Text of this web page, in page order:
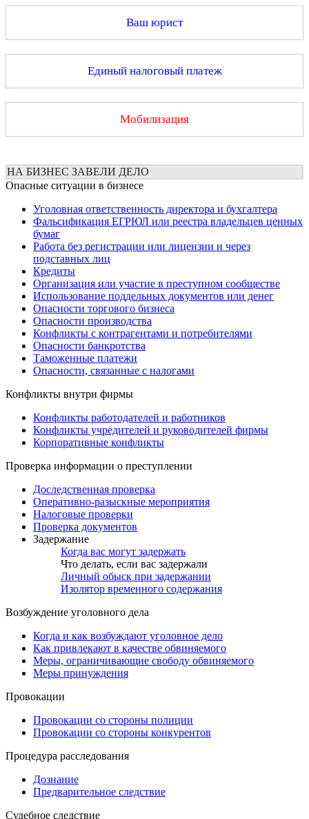
Ваш юрист
Единый налоговый платеж
Мобилизация
НА БИЗНЕС ЗАВЕЛИ ДЕЛО
Опасные ситуации в бизнесе
Уголовная ответственность директора и бухгалтера
Фальсификация ЕГРЮЛ или реестра владельцев ценных
бумаг
Работа без регистрации или лицензии и через
подставных лиц
Кредиты
Организация или участие в преступном сообществе
Использование поддельных документов или денег
Опасности торгового бизнеса
Опасности производства
Конфликты с контрагентами и потребителями
Опасности банкротства
Таможенные платежи
Опасности, связанные с налогами
Конфликты внутри фирмы
Конфликты работодателей и работников
Конфликты учредителей и руководителей фирмы
Корпоративные конфликты
Проверка информации о преступлении
Доследственная проверка
Оперативно-разыскные мероприятия
Налоговые проверки
Проверка документов
Задержание
Когда вас могут задержать
Что делать, если вас задержали
Личный обыск при задержании
Изолятор временного содержания
Возбуждение уголовного дела
Когда и как возбуждают уголовное дело
Как привлекают в качестве обвиняемого
Меры, ограничивающие свободу обвиняемого
Меры принуждения
Провокации
Провокации со стороны полиции
Провокации со стороны конкурентов
Процедура расследования
Дознание
Предварительное следствие
Судебное следствие